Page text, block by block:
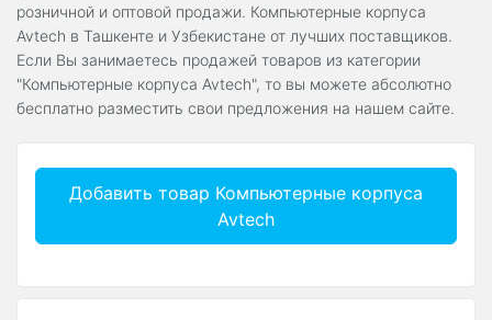
розничной и оптовой продажи. Компьютерные корпуса
Avtech в Ташкенте и Узбекистане от лучших поставщиков.
Если Вы занимаетесь продажей товаров из категории
"Компьютерные корпуса Avtech", то вы можете абсолютно
бесплатно разместить свои предложения на нашем сайте.
Добавить товар Компьютерные корпуса
Avtech